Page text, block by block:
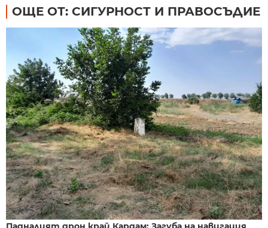
ОЩЕ ОТ: СИГУРНОСТ И ПРАВОСЪДИЕ